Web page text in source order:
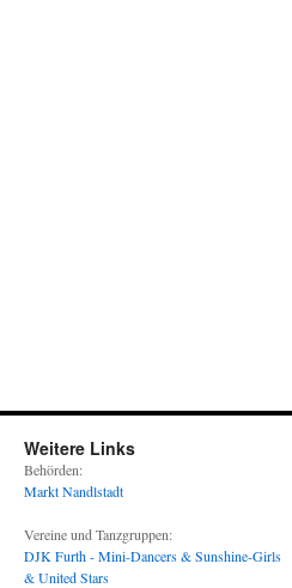
Weitere Links
Behörden:
Markt Nandlstadt
Vereine und Tanzgruppen:
DJK Furth - Mini-Dancers & Sunshine-Girls
& United Stars